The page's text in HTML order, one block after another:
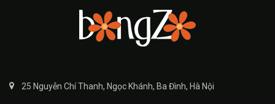
25 Nguyễn Chí Thanh, Ngọc Khánh, Ba Đình, Hà Nội